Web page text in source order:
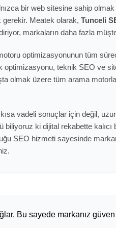
bir web sitesine sahip
gerekir. Meatek olarak, Tunceli
markaların daha fazla
optimizasyonunun tüm
optimizasyonu, teknik SEO ve
olmak üzere tüm arama
vadeli sonuçlar için değil,
biliyoruz ki dijital rekabette kalıcı
SEO hizmeti sayesinde
Bu sayede markanız